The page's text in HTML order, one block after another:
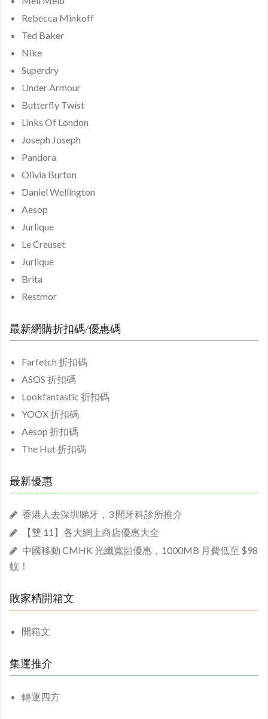
Rebecca Minkoff
Ted Baker
Nike
Superdry
Under Armour
Butterfly Twist
Links Of London
Joseph Joseph
Pandora
Olivia Burton
Daniel Wellington
Aesop
Jurlique
Le Creuset
Jurlique
Brita
Restmor
最新網購折扣碼/優惠碼
Farfetch 折扣碼
ASOS 折扣碼
Lookfantastic 折扣碼
YOOX 折扣碼
Aesop 折扣碼
The Hut 折扣碼
最新優惠
香港人去深圳睇牙，3 間牙科診所推介
【雙 11】各大網上商店優惠大全
中國移動 CMHK 光纖寬頻優惠，1000MB 月費低至 $98
蚊！
敗家精開箱文
開箱文
集運推介
轉運四方